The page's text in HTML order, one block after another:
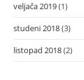
veljača 2019(1)
studeni 2018(3)
listopad 2018(2)